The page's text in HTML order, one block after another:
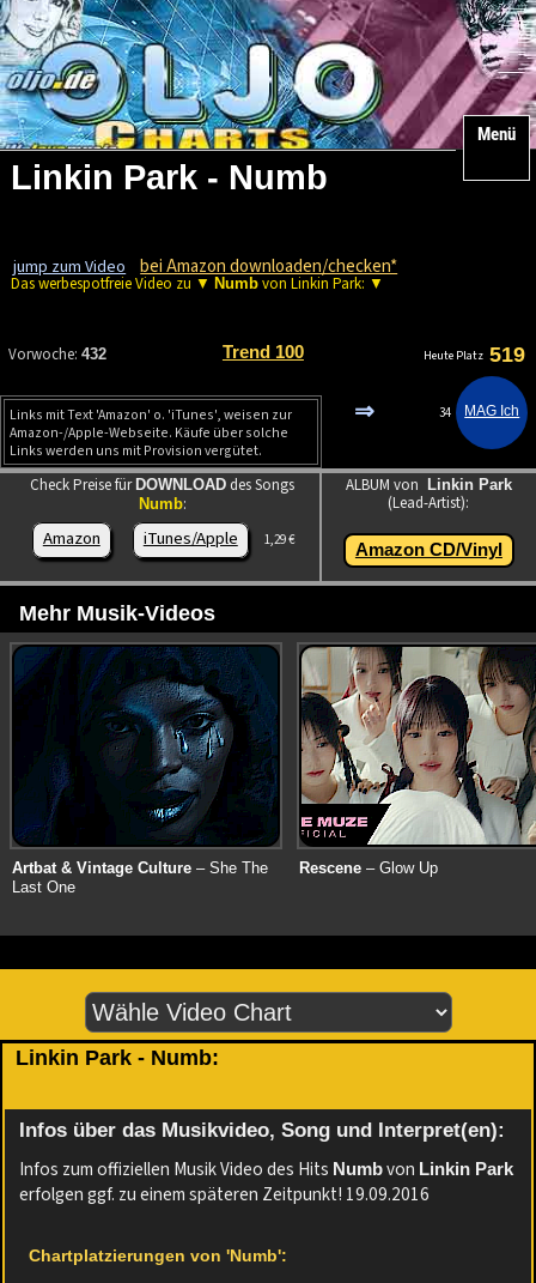
Menü
Linkin Park - Numb
jump zum Video bei Amazon downloaden/checken*
Das werbespotfreie Video zu ▼ Numbvon Linkin Park: ▼
Vorwoche: 432 Trend 100 Heute Platz 519
Links mit Text 'Amazon' o. 'iTunes', weisen zur
Amazon-/Apple-Webseite. Käufe über solche
Links werden uns mit Provision vergütet.
⇒ 34
Check Preise für DOWNLOAD des Songs
Numb:
Amazon iTunes/Apple 1,29 €
ALBUM von Linkin Park
(Lead-Artist):
Amazon CD/Vinyl
Mehr Musik-Videos
Artbat & Vintage Culture – She The
Last One
Rescene – Glow Up
Linkin Park - Numb:
Infos über das Musikvideo, Song und Interpret(en):
Infos zum offiziellen Musik Video des Hits Numbvon Linkin Park
erfolgen ggf. zu einem späteren Zeitpunkt! 19.09.2016
Chartplatzierungen von 'Numb':